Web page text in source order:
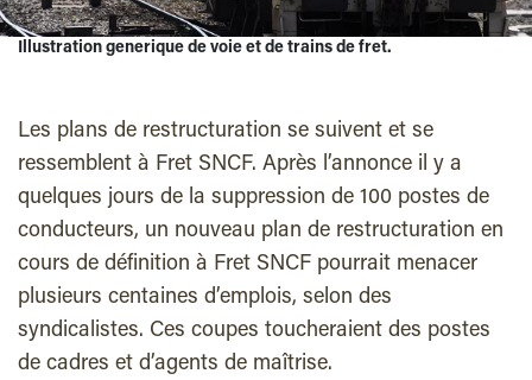
Illustration generique de voie et de trains de fret.
Les plans de restructuration se suivent et se
ressemblent à Fret SNCF. Après l’annonce il y a
quelques jours de la suppression de 100 postes de
conducteurs, un nouveau plan de restructuration en
cours de définition à Fret SNCF pourrait menacer
plusieurs centaines d’emplois, selon des
syndicalistes. Ces coupes toucheraient des postes
de cadres et d’agents de maîtrise.